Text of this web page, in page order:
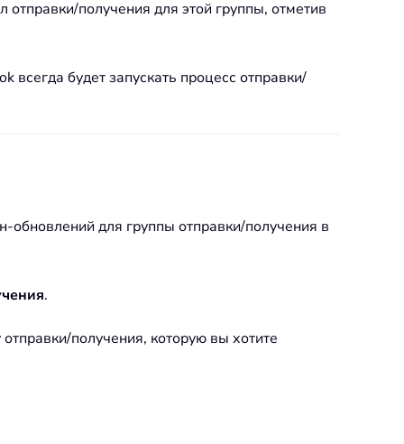
получения для этой группы, отметив
всегда будет запускать процесс отправки/
для группы отправки/получения в
.
получения, которую вы хотите